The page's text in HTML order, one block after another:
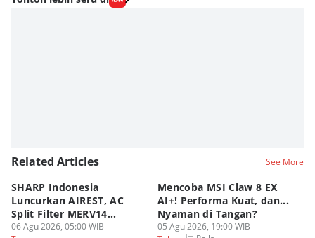
Related Articles See More
SHARP Indonesia
Luncurkan AIREST, AC
Split Filter MERV14
Perdana!
06 Agu 2026, 05:00 WIB
Mencoba MSI Claw 8 EX
AI+! Performa Kuat, dan...
Nyaman di Tangan?
05 Agu 2026, 19:00 WIB